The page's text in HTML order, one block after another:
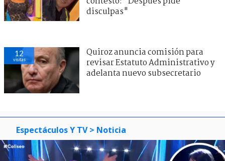
disculpas"
12
visitas
Quiroz anuncia comisión para
revisar Estatuto Administrativo y
adelanta nuevo subsecretario
Espectáculos Y TV > Noticia